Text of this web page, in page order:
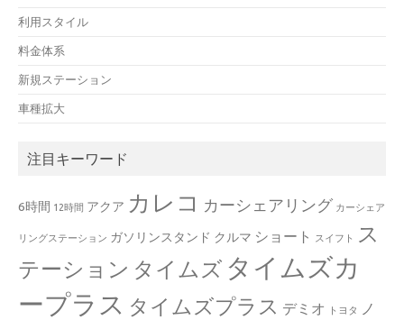
利用スタイル
料金体系
新規ステーション
車種拡大
注目キーワード
6時間 12時間 アクア カレコ カーシェアリング カーシェア
リングステーション ガソリンスタンド クルマ ショート スイフト
ス
テーション タイムズ タイムズカ
ープラス タイムズプラス デミオ トヨタ
ノ